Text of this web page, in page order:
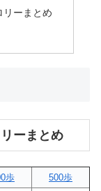
リーまとめ
ーまとめ
歩
500歩